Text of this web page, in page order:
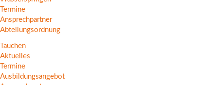
Termine
Ansprechpartner
Abteilungsordnung
Tauchen
Aktuelles
Termine
Ausbildungsangebot